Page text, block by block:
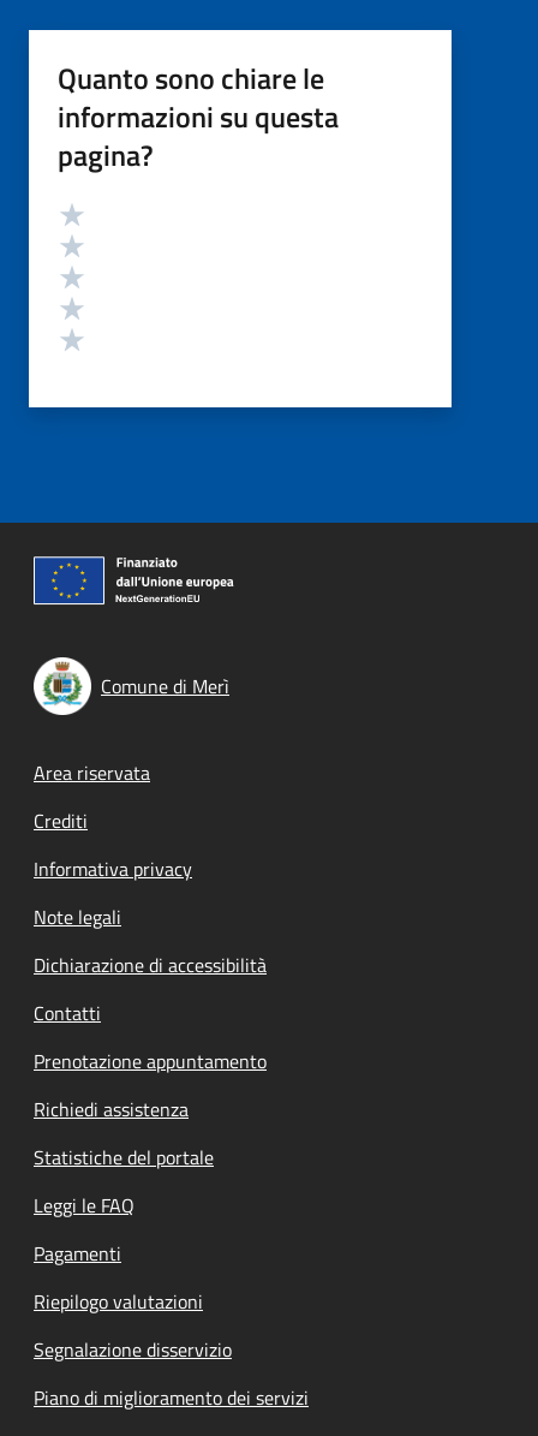
Quanto sono chiare le
informazioni su questa
pagina?
Valutazione
Comune di Merì
Footer menu
Area riservata
Crediti
Informativa privacy
Note legali
Dichiarazione di accessibilità
Contatti
Prenotazione appuntamento
Richiedi assistenza
Statistiche del portale
Leggi le FAQ
Pagamenti
Riepilogo valutazioni
Segnalazione disservizio
Piano di miglioramento dei servizi